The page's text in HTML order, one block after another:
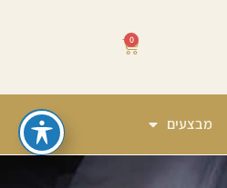
0
מבצעים